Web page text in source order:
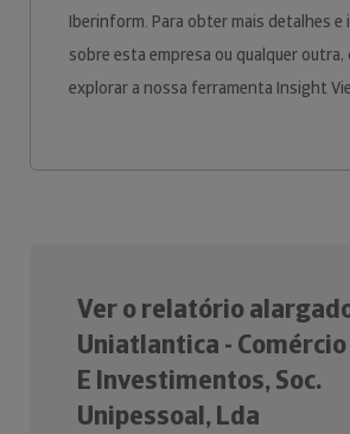
Iberinform. Para obter mais detalhes e
sobre esta empresa ou qualquer outra,
explorar a nossa ferramenta Insight
Ver o relatório
Uniatlantica -
E Investimentos, Soc.
Unipessoal, Lda